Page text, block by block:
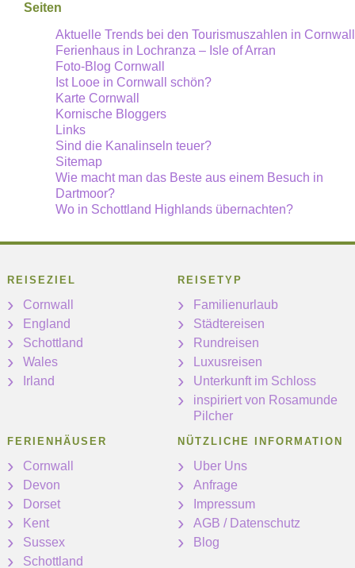
Seiten
Aktuelle Trends bei den Tourismuszahlen in Cornwall
Ferienhaus in Lochranza – Isle of Arran
Foto-Blog Cornwall
Ist Looe in Cornwall schön?
Karte Cornwall
Kornische Bloggers
Links
Sind die Kanalinseln teuer?
Sitemap
Wie macht man das Beste aus einem Besuch in
Dartmoor?
Wo in Schottland Highlands übernachten?
REISEZIEL
Cornwall
England
Schottland
Wales
Irland
REISETYP
Familienurlaub
Städtereisen
Rundreisen
Luxusreisen
Unterkunft im Schloss
inspiriert von Rosamunde
Pilcher
FERIENHÄUSER
Cornwall
Devon
Dorset
Kent
Sussex
Schottland
NÜTZLICHE INFORMATION
Uber Uns
Anfrage
Impressum
AGB / Datenschutz
Blog